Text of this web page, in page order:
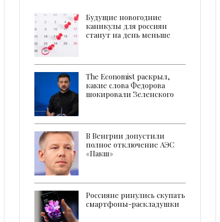
Будущие новогодние
каникулы для россиян
станут на день меньше
The Economist раскрыл,
какие слова Федорова
шокировали Зеленского
В Венгрии допустили
полное отключение АЭС
«Пакш»
Россияне ринулись скупать
смартфоны-раскладушки